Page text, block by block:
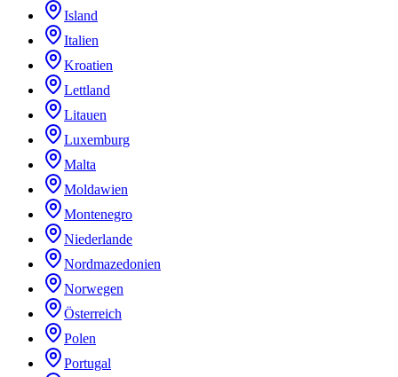
Island
Italien
Kroatien
Lettland
Litauen
Luxemburg
Malta
Moldawien
Montenegro
Niederlande
Nordmazedonien
Norwegen
Österreich
Polen
Portugal